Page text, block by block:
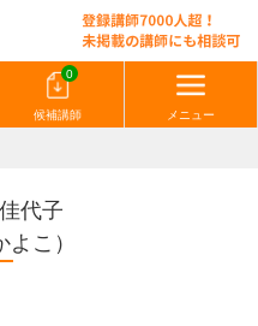
0
候補講師 メニュー
代子
よこ）